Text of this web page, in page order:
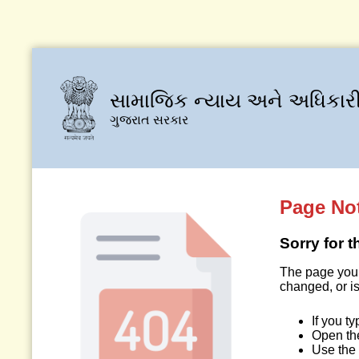
સામાજિક ન્યાય અને
ગુજરાત સરકાર
Page
Sorry for
The page
changed, or
If you
Open
Use